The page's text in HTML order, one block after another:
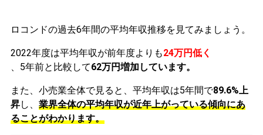
ロコンドの過去6年間の平均年収推移を見てみましょう。
2022年度は平均年収が前年度よりも24万円低く
、5年前と比較して62万円増加しています。
また、小売業全体で見ると、平均年収は5年間で89.6%上
昇し、 業界全体の平均年収が近年上がっている傾向にあ
ることがわかります。